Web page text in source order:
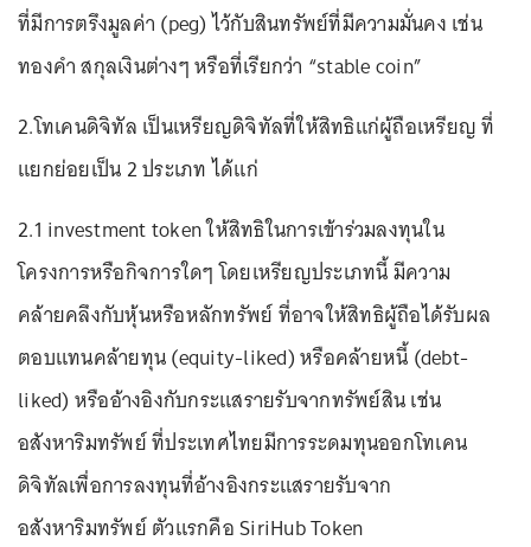
ที่มีการตรึงมูลค่า (peg) ไว้กับสินทรัพย์ที่มีความมั่นคง เช่น
ทองคำ สกุลเงินต่างๆ หรือที่เรียกว่า “stable coin”
2.โทเคนดิจิทัล เป็นเหรียญดิจิทัลที่ให้สิทธิแก่ผู้ถือเหรียญ ที่
แยกย่อยเป็น 2 ประเภท ได้แก่
2.1 investment token ให้สิทธิในการเข้าร่วมลงทุนใน
โครงการหรือกิจการใดๆ โดยเหรียญประเภทนี้ มีความ
คล้ายคลึงกับหุ้นหรือหลักทรัพย์ ที่อาจให้สิทธิผู้ถือได้รับผล
ตอบแทนคล้ายทุน (equity-liked) หรือคล้ายหนี้ (debt-
liked) หรืออ้างอิงกับกระแสรายรับจากทรัพย์สิน เช่น
อสังหาริมทรัพย์ ที่ประเทศไทยมีการระดมทุนออกโทเคน
ดิจิทัลเพื่อการลงทุนที่อ้างอิงกระแสรายรับจาก
อสังหาริมทรัพย์ ตัวแรกคือ SiriHub Token